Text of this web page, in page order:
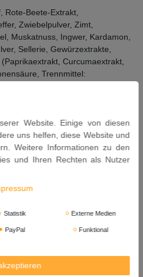
Rote-Beete-Extrakt,
Zwiebelpulver, Zimt,
Muskatnuss, Ingwer, Kardamon,
Sellerie, Gewürzextrakte,
Curcumaextrakt,
Trennmittel:
2027
in an airtight container, in a cool dry
Website. Einige von diesen
uns helfen, diese Website und
Weitere Informationen zu den
und Ihren Rechten als Nutzer
Statistik Externe Medien
PayPal Funktional